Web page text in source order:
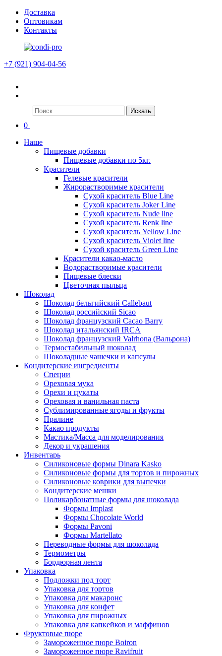
Доставка
Оптовикам
Контакты
+7 (921) 904-04-56
Искать
0
Наше
Пищевые добавки
Пищевые добавки по 5кг.
Красители
Гелевые красители
Жирорастворимые красители
Сухой краситель Blue Line
Сухой краситель Joker Line
Сухой краситель Nude line
Сухой краситель Renk line
Сухой краситель Yellow Line
Сухой краситель Violet line
Сухой краситель Green Line
Красители какао-масло
Водорастворимые красители
Пищевые блески
Цветочная пыльца
Шоколад
Шоколад бельгийский Callebaut
Шоколад российский Sicao
Шоколад французский Cacao Barry
Шоколад итальянский IRCA
Шоколад французский Valrhona (Вальрона)
Термостабильный шоколад
Шоколадные чашечки и капсулы
Кондитерские ингредиенты
Специи
Ореховая мука
Орехи и цукаты
Ореховая и ванильная паста
Сублимированные ягоды и фрукты
Пралине
Какао продукты
Мастика/Масса для моделирования
Декор и украшения
Инвентарь
Силиконовые формы Dinara Kasko
Силиконовые формы для тортов и пирожных
Силиконовые коврики для выпечки
Кондитерские мешки
Поликарбонатные формы для шоколада
Формы Implast
Формы Chocolate World
Формы Pavoni
Формы Martellato
Переводные формы для шоколада
Термометры
Бордюрная лента
Упаковка
Подложки под торт
Упаковка для тортов
Упаковка для макаронс
Упаковка для конфет
Упаковка для пирожных
Упаковка для капкейков и маффинов
Фруктовые пюре
Замороженное пюре Boiron
Замороженное пюре Ravifruit